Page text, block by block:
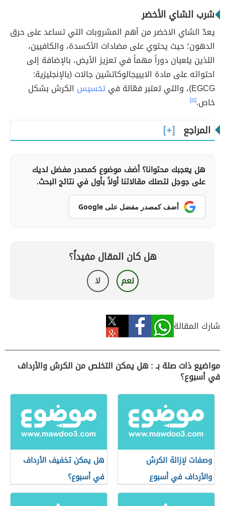
شرب الشاي الأخضر
يعدّ الشاي الاخضر من أهم المشروبات التي تساعد على حرق
الدهون؛ حيث يحتوي على مضادات الأكسدة، والكافيين،
اللذين يلعبان دوراً مهماً في تعزيز الأيض، بالإضافة إلى
احتوائه على مادة الايبيجالوكاتشين جالات (بالإنجليزية:
EGCG)، والتي تعتبر فعّالة في
تخسيس الكرش بشكل
خاص.[٥]
المراجع
هل يعجبك محتوانا؟ أضف موضوع كمصدر مفضل لديك
على جوجل لتصلك مقالاتنا أولاً بأول في نتائج البحث.
أضف كمصدر مفضل على Google
هل كان المقال مفيداً؟
نعم لا
شارك المقالة
مواضيع ذات صلة بـ : هل يمكن التخلص من الكرش والأرداف
في أسبوع؟
وصفات لإزالة الكرش
والأرداف في أسبوع
هل يمكن تخفيف الأرداف
في أسبوع؟